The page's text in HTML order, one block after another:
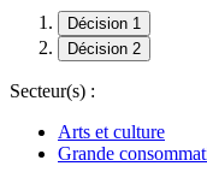
Décision 1
Décision 2
Secteur(s) :
Arts et culture
Grande